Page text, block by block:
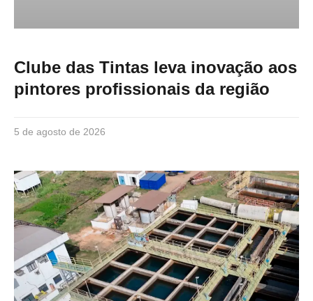
Clube das Tintas leva inovação aos
pintores profissionais da região
5 de agosto de 2026